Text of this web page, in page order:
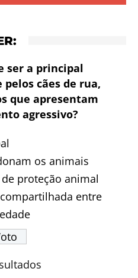
ser a principal
cães de rua,
que apresentam
agressivo?
os animais
proteção animal
entre